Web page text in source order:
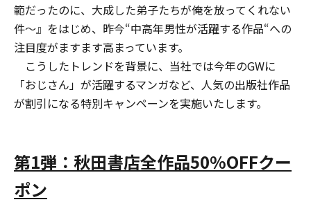
範だったのに、大成した弟子たちが俺を放ってくれない
件～』をはじめ、昨今“中高年男性が活躍する作品“への
注目度がますます高まっています。
こうしたトレンドを背景に、当社では今年のGWに
「おじさん」が活躍するマンガなど、人気の出版社作品
が割引になる特別キャンペーンを実施いたします。
第1弾：秋田書店全作品50%OFFクー
ポン